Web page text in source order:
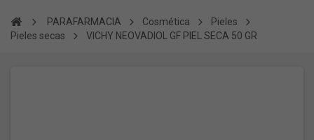
PARAFARMACIA Cosmética
Pieles
Pieles secas
VICHY NEOVADIOL GF PIEL SECA 50 GR